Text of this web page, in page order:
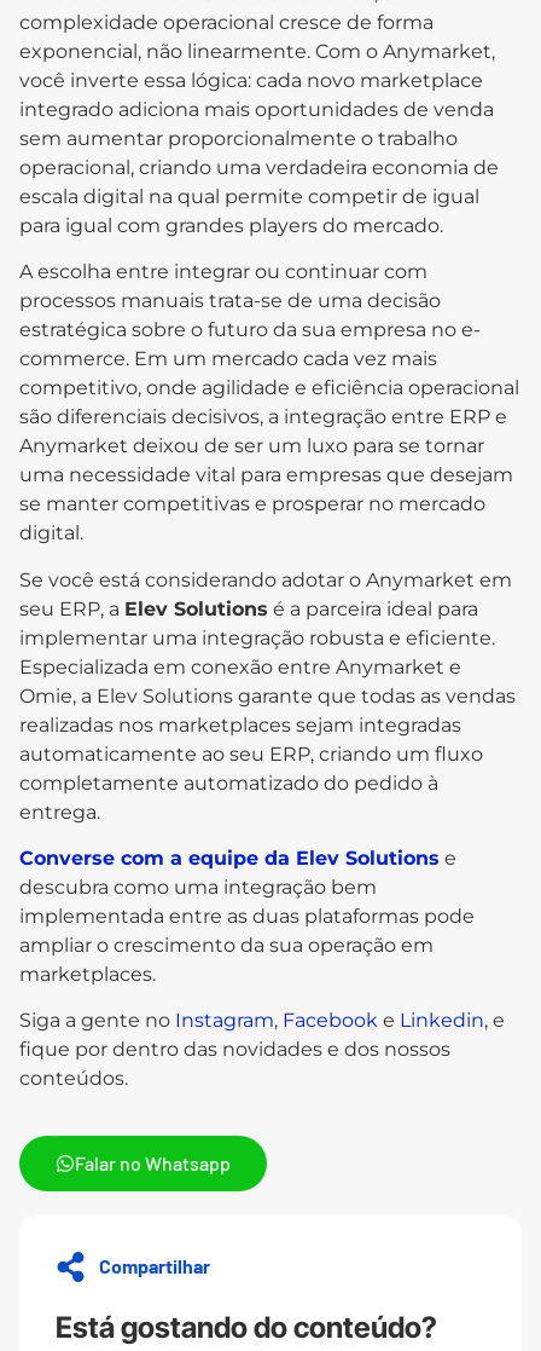
complexidade operacional cresce de forma
exponencial, não linearmente. Com o Anymarket,
você inverte essa lógica: cada novo marketplace
integrado adiciona mais oportunidades de venda
sem aumentar proporcionalmente o trabalho
operacional, criando uma verdadeira economia de
escala digital na qual permite competir de igual
para igual com grandes players do mercado.
A escolha entre integrar ou continuar com
processos manuais trata-se de uma decisão
estratégica sobre o futuro da sua empresa no e-
commerce. Em um mercado cada vez mais
competitivo, onde agilidade e eficiência operacional
são diferenciais decisivos, a integração entre ERP e
Anymarket deixou de ser um luxo para se tornar
uma necessidade vital para empresas que desejam
se manter competitivas e prosperar no mercado
digital.
Se você está considerando adotar o Anymarket em
seu ERP, a Elev Solutions é a parceira ideal para
implementar uma integração robusta e eficiente.
Especializada em conexão entre Anymarket e
Omie, a Elev Solutions garante que todas as vendas
realizadas nos marketplaces sejam integradas
automaticamente ao seu ERP, criando um fluxo
completamente automatizado do pedido à
entrega.
Converse com a equipe da Elev Solutions e
descubra como uma integração bem
implementada entre as duas plataformas pode
ampliar o crescimento da sua operação em
marketplaces.
Siga a gente no Instagram, Facebook e Linkedin, e
fique por dentro das novidades e dos nossos
conteúdos.
Falar no Whatsapp
Compartilhar
Está gostando do conteúdo?